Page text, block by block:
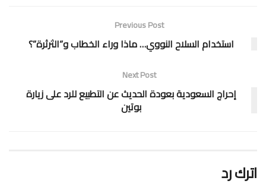
Previous Post
استخدام السلاح النووي… ماذا وراء الخطاب و”الثرثرة”؟
Next Post
إحراج السعودية بعودة الحديث عن التطبيع للرد على زيارة
بوتين
اترك رد